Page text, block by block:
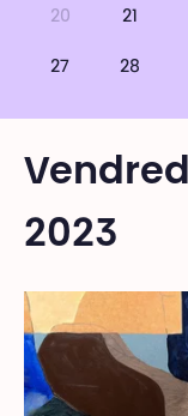
20 21
27 28
2023